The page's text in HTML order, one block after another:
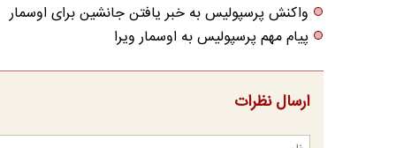
واکنش پرسپولیس به خبر یافتن جانشین برای اوسمار
پیام مهم پرسپولیس به اوسمار ویرا
ارسال نظرات